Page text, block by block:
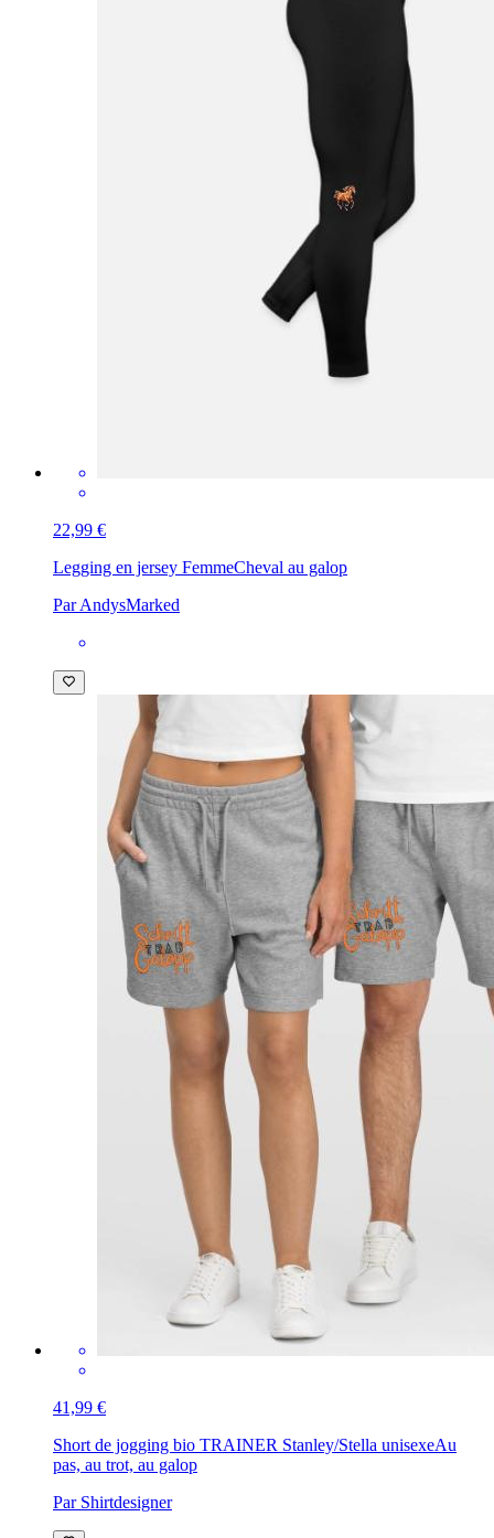
22,99 €
Legging en jersey FemmeCheval au galop
Par AndysMarked
41,99 €
Short de jogging bio TRAINER Stanley/Stella unisexeAu
pas, au trot, au galop
Par Shirtdesigner